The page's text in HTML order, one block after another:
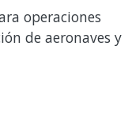
operaciones
de aeronaves y